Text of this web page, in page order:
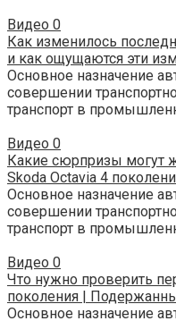
Видео 0
Как изменилось
и как ощущаются эти
Основное назначение
совершении
транспорт в
Видео 0
Какие сюрпризы могут
Skoda Octavia 4
Основное назначение
совершении
транспорт в
Видео 0
Что нужно проверить
поколения |
Основное назначение